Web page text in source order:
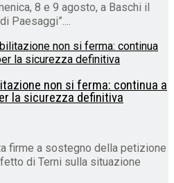
8 e 9 agosto, a Baschi il
Paesaggi”....
non si ferma: continua a
la sicurezza definitiva
firme a sostegno della petizione
di Terni sulla situazione